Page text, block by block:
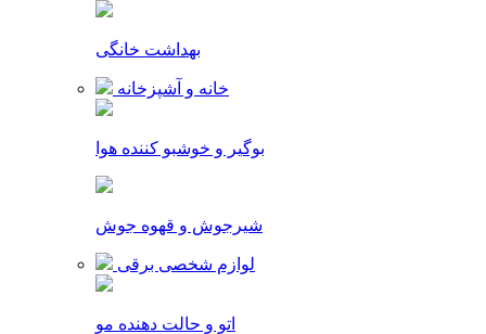
بهداشت خانگی
خانه و آشپزخانه
بوگیر و خوشبو کننده هوا
شیرجوش و قهوه جوش
لوازم شخصی برقی
اتو و حالت دهنده مو